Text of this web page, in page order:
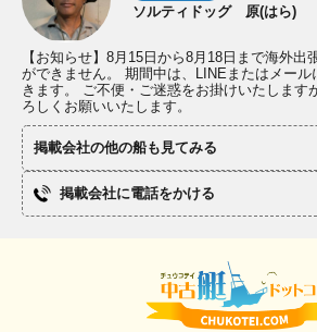
ソルティドッグ 原(はら)
【お知らせ】8月15日から8月18日まで海外出
ができません。 期間中は、LINEまたはメー
きます。 ご不便・ご迷惑をお掛けいたします
ろしくお願いいたします。
掲載会社の他の船も見てみる
掲載会社に電話をかける